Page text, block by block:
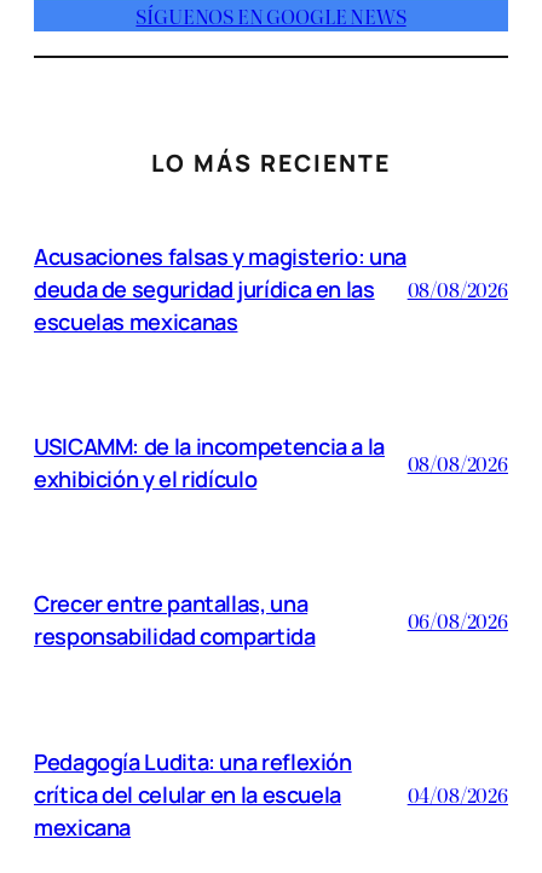
SÍGUENOS EN GOOGLE NEWS
LO MÁS RECIENTE
Acusaciones falsas y magisterio: una
deuda de seguridad jurídica en las
escuelas mexicanas
08/08/2026
USICAMM: de la incompetencia a la
exhibición y el ridículo
08/08/2026
Crecer entre pantallas, una
responsabilidad compartida
06/08/2026
Pedagogía Ludita: una reflexión
crítica del celular en la escuela
mexicana
04/08/2026